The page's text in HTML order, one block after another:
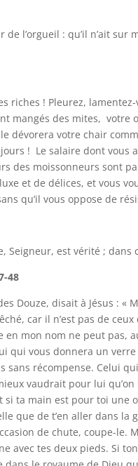
de l’orgueil : qu’il n’ait
riches ! Pleurez,
mangés des mites,
dévorera votre chair
! Le salaire dont vous
des moissonneurs sont
et de délices, et vous
qu’il vous oppose de
Seigneur, est vérité ;
48
Douze, disait à Jésus :
car il n’est pas de
mon nom ne peut pas,
qui vous donnera un
sans récompense. Celui
vaudrait pour lui
si ta main est pour toi
que de t’en aller dans la
de chute, coupe-le.
avec tes deux pieds. Si